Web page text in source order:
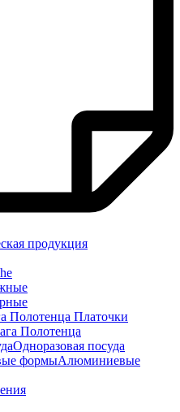
продукция
Полотенца Платочки
Полотенца
Одноразовая посуда
Алюминиевые